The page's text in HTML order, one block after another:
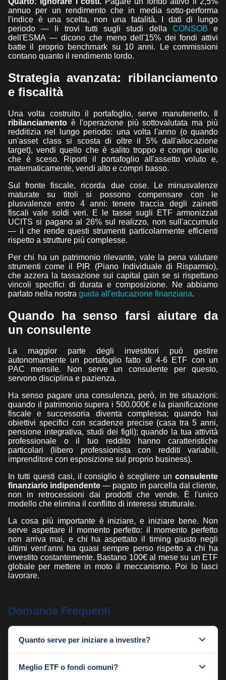
annuo per un rendimento che in media sotto-performa
l'indice è una scelta, non una fatalità. I dati di lungo
periodo — li trovi tutti sugli studi della CONSOB e
dell'ESMA — dicono che meno dell'15% dei fondi attivi
batte il proprio benchmark su 10 anni. Le commissioni
contano quanto il rendimento lordo.
Strategia avanzata: ribilanciamento
e fiscalità
Una volta costruito il portafoglio, serve manutenerlo. Il
ribilanciamento è l'operazione più sottovalutata ma più
redditizia nel lungo periodo: una volta l'anno (o quando
un'asset class si scosta di oltre il 5% dall'allocazione
target), vendi quello che è salito troppo e compri quello
che è sceso. Riporti il portafoglio all'assetto voluto e,
matematicamente, vendi alto e compri basso.
Sul fronte fiscale, ricorda due cose. Le minusvalenze
maturate su titoli si possono compensare con le
plusvalenze entro 4 anni: tenere traccia degli zainetti
fiscali vale soldi veri. E le tasse sugli ETF armonizzati
UCITS si pagano al 26% sul realizzo, non sull'accumulo
— il che rende questi strumenti particolarmente efficienti
rispetto a strutture più complesse.
Per chi ha un patrimonio rilevante, vale la pena valutare
strumenti come il PIR (Piano Individuale di Risparmio),
che azzera la tassazione sui capital gain se si rispettano
vincoli specifici di durata e composizione. Ne abbiamo
parlato nella nostra guida all'educazione finanziaria.
Quando ha senso farsi aiutare da
un consulente
La maggior parte degli investitori può gestire
autonomamente un portafoglio fatto di 4-6 ETF con un
PAC mensile. Non serve un consulente per questo,
servono disciplina e pazienza.
Ha senso pagare una consulenza, però, in tre situazioni:
quando il patrimonio supera i 500.000€ e la pianificazione
fiscale e successoria diventa complessa; quando hai
obiettivi specifici con scadenze precise (casa tra 5 anni,
pensione integrativa, studi dei figli); quando la tua attività
professionale o il tuo reddito hanno caratteristiche
particolari (libero professionista con redditi variabili,
imprenditore con esposizione sul proprio business).
In tutti questi casi, il consiglio è scegliere un consulente
finanziario indipendente — pagato in parcella dal cliente,
non in retrocessioni dai prodotti che vende. È l'unico
modello che elimina il conflitto di interessi strutturale.
La cosa più importante è iniziare, e iniziare bene. Non
serve aspettare il momento perfetto: il momento perfetto
non arriva mai, e chi ha aspettato il timing giusto negli
ultimi vent'anni ha quasi sempre perso rispetto a chi ha
investito costantemente. Bastano 100€ al mese su un ETF
globale per mettere in moto il meccanismo. Poi lo lasci
lavorare.
Domande Frequenti
Quanto serve per iniziare a investire?
La soglia di ingresso non è più una barriera: quello che
Meglio ETF o fondi comuni?